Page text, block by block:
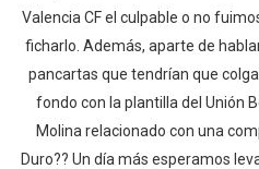
Valencia CF el culpable o no
ficharlo. Además, aparte de
pancartas que tendrían que
fondo con la plantilla del Unión
Molina relacionado con una
Duro?? Un día más esperamos